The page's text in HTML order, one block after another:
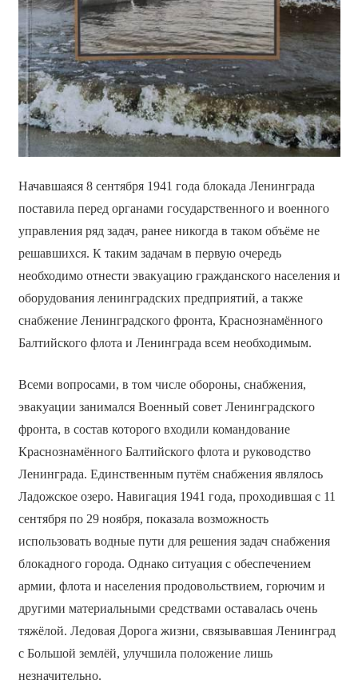
Начавшаяся 8 сентября 1941 года блокада Ленинграда
поставила перед органами государственного и военного
управления ряд задач, ранее никогда в таком объёме не
решавшихся. К таким задачам в первую очередь
необходимо отнести эвакуацию гражданского населения и
оборудования ленинградских предприятий, а также
снабжение Ленинградского фронта, Краснознамённого
Балтийского флота и Ленинграда всем необходимым.
Всеми вопросами, в том числе обороны, снабжения,
эвакуации занимался Военный совет Ленинградского
фронта, в состав которого входили командование
Краснознамённого Балтийского флота и руководство
Ленинграда. Единственным путём снабжения являлось
Ладожское озеро. Навигация 1941 года, проходившая с 11
сентября по 29 ноября, показала возможность
использовать водные пути для решения задач снабжения
блокадного города. Однако ситуация с обеспечением
армии, флота и населения продовольствием, горючим и
другими материальными средствами оставалась очень
тяжёлой. Ледовая Дорога жизни, связывавшая Ленинград
с Большой землёй, улучшила положение лишь
незначительно.